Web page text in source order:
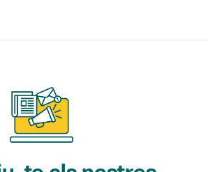
te als nostres
butlletins